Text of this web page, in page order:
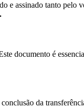
e assinado tanto pelo
documento é
da